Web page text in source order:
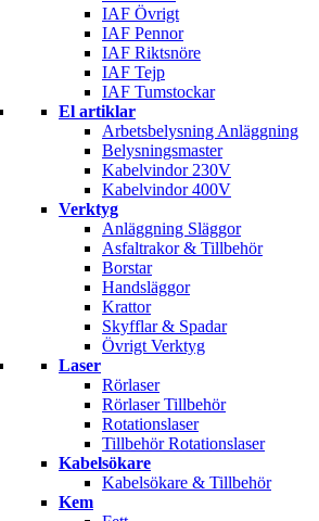
IAF Övrigt
IAF Pennor
IAF Riktsnöre
IAF Tejp
IAF Tumstockar
El artiklar
Arbetsbelysning Anläggning
Belysningsmaster
Kabelvindor 230V
Kabelvindor 400V
Verktyg
Anläggning Släggor
Asfaltrakor & Tillbehör
Borstar
Handsläggor
Krattor
Skyfflar & Spadar
Övrigt Verktyg
Laser
Rörlaser
Rörlaser Tillbehör
Rotationslaser
Tillbehör Rotationslaser
Kabelsökare
Kabelsökare & Tillbehör
Kem